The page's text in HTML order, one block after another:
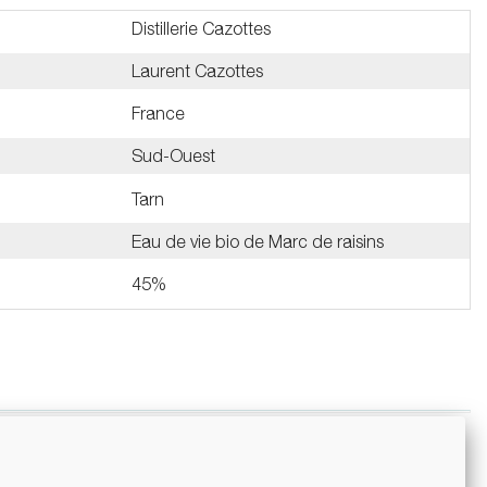
Distillerie Cazottes
Laurent Cazottes
France
Sud-Ouest
Tarn
Eau de vie bio de Marc de raisins
45%